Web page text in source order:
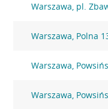
Warszawa, pl.
Warszawa, Polna
Warszawa,
Warszawa,